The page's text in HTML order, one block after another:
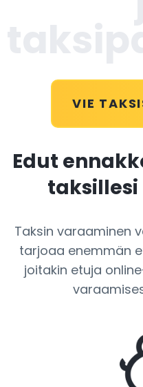
VIE
Edut
taksillesi
Taksin varaaminen
tarjoaa enemmän
joitakin etuja